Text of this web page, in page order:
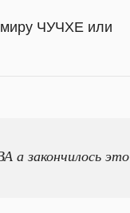
миру ЧУЧХЕ или
а закончилось это